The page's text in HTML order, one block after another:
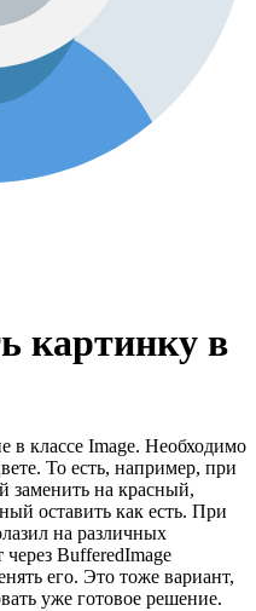
картинку в
в классе Image. Необходимо
То есть, например, при
заменить на красный,
оставить как есть. При
на различных
BufferedImage
его. Это тоже вариант,
уже готовое решение.